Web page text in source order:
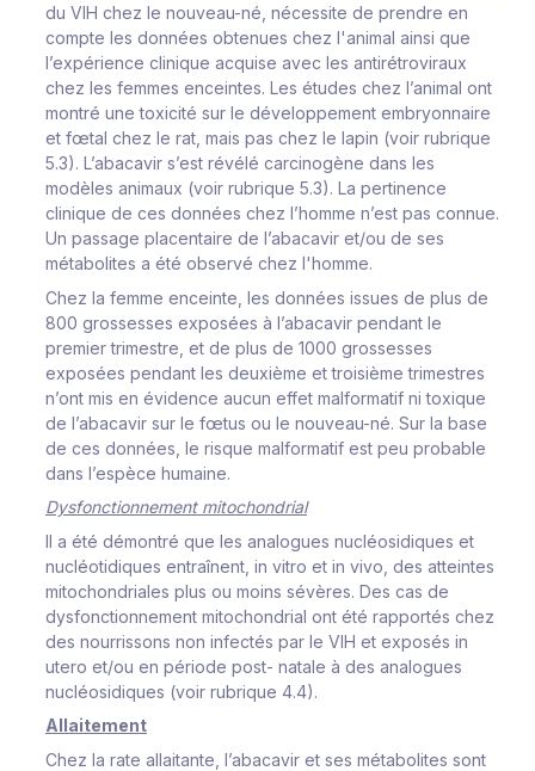
du VIH chez le nouveau-né, nécessite de prendre en
compte les données obtenues chez l'animal ainsi que
l’expérience clinique acquise avec les antirétroviraux
chez les femmes enceintes. Les études chez l’animal ont
montré une toxicité sur le développement embryonnaire
et fœtal chez le rat, mais pas chez le lapin (voir rubrique
5.3). L’abacavir s’est révélé carcinogène dans les
modèles animaux (voir rubrique 5.3). La pertinence
clinique de ces données chez l’homme n’est pas connue.
Un passage placentaire de l’abacavir et/ou de ses
métabolites a été observé chez l'homme.
Chez la femme enceinte, les données issues de plus de
800 grossesses exposées à l’abacavir pendant le
premier trimestre, et de plus de 1000 grossesses
exposées pendant les deuxième et troisième trimestres
n’ont mis en évidence aucun effet malformatif ni toxique
de l’abacavir sur le fœtus ou le nouveau-né. Sur la base
de ces données, le risque malformatif est peu probable
dans l’espèce humaine.
Dysfonctionnement mitochondrial
Il a été démontré que les analogues nucléosidiques et
nucléotidiques entraînent, in vitro et in vivo , des atteintes
mitochondriales plus ou moins sévères. Des cas de
dysfonctionnement mitochondrial ont été rapportés chez
des nourrissons non infectés par le VIH et exposés in
utero et/ou en période post- natale à des analogues
nucléosidiques (voir rubrique 4.4).
Allaitement
Chez la rate allaitante, l’abacavir et ses métabolites sont